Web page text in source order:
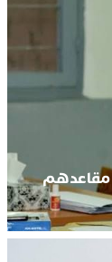
مقاعدهم